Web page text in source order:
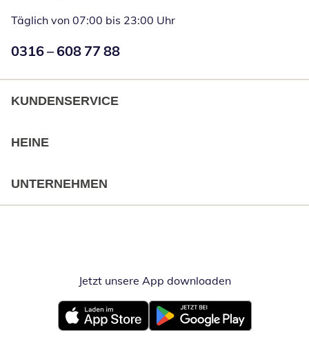
Täglich von 07:00 bis 23:00 Uhr
Numéro de téléphone:
0316 – 608 77 88
KUNDENSERVICE
HEINE
UNTERNEHMEN
Jetzt unsere App downloadenÖffnet in
Öffnet in neuem FensterÖffnet in neuem Fenster